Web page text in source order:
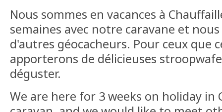
Nous sommes en vacances à
semaines avec notre caravane et
d'autres géocacheurs. Pour ceux que
apporterons de délicieuses
déguster.
We are here for 3 weeks on holiday